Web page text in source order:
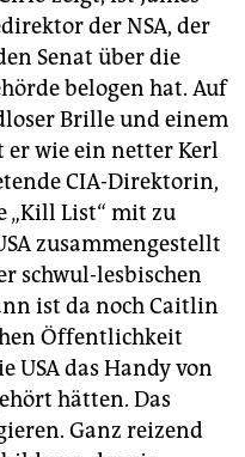
der NSA, der
Senat über die
belogen hat. Auf
Brille und einem
er wie ein netter Kerl
CIA-Direktorin,
„Kill List“ mit zu
zusammengestellt
schwul-lesbischen
ist da noch Caitlin
Öffentlichkeit
USA das Handy von
hätten. Das
Ganz reizend